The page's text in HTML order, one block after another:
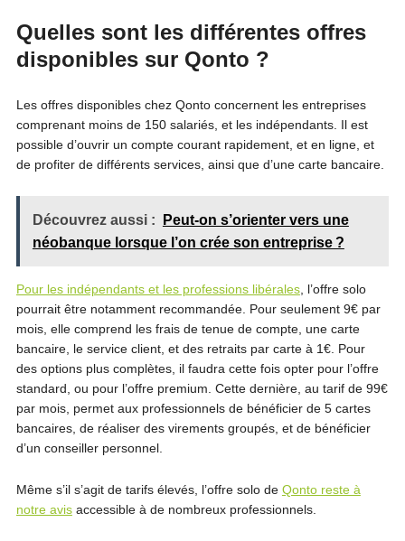
Quelles sont les différentes offres
disponibles sur Qonto ?
Les offres disponibles chez Qonto concernent les entreprises
comprenant moins de 150 salariés, et les indépendants. Il est
possible d’ouvrir un compte courant rapidement, et en ligne, et
de profiter de différents services, ainsi que d’une carte bancaire.
Découvrez aussi :
Peut-on s’orienter vers une
néobanque lorsque l’on crée son entreprise ?
Pour les indépendants et les professions libérales, l’offre solo
pourrait être notamment recommandée. Pour seulement 9€ par
mois, elle comprend les frais de tenue de compte, une carte
bancaire, le service client, et des retraits par carte à 1€. Pour
des options plus complètes, il faudra cette fois opter pour l’offre
standard, ou pour l’offre premium. Cette dernière, au tarif de 99€
par mois, permet aux professionnels de bénéficier de 5 cartes
bancaires, de réaliser des virements groupés, et de bénéficier
d’un conseiller personnel.
Même s’il s’agit de tarifs élevés, l’offre solo de Qonto reste à
notre avisaccessible à de nombreux professionnels.